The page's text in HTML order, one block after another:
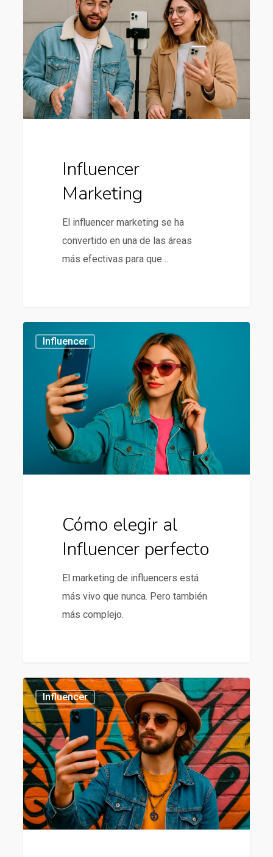
Influencer
Marketing
El influencer marketing se ha
convertido en una de las áreas
más efectivas para que…
elegir
Influencer
perfecto
Influencer
Cómo elegir al
Influencer perfecto
El marketing de influencers está
más vivo que nunca. Pero también
más complejo.
434
Tendencias
en
influencer
Influencer 435